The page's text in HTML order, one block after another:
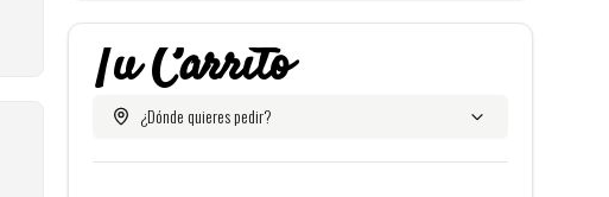
Tu Carrito
¿Dónde quieres pedir?